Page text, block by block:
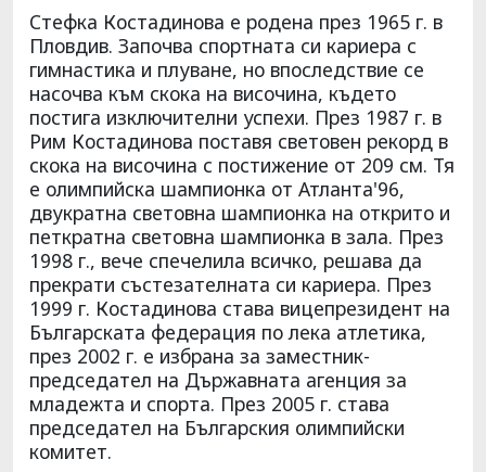
Стефка Костадинова е родена през 1965 г. в
Пловдив. Започва спортната си кариера с
гимнастика и плуване, но впоследствие се
насочва към скока на височина, където
постига изключителни успехи. През 1987 г. в
Рим Костадинова поставя световен рекорд в
скока на височина с постижение от 209 см. Тя
е олимпийска шампионка от Атланта'96,
двукратна световна шампионка на открито и
петкратна световна шампионка в зала. През
1998 г., вече спечелила всичко, решава да
прекрати състезателната си кариера. През
1999 г. Костадинова става вицепрезидент на
Българската федерация по лека атлетика,
през 2002 г. е избрана за заместник-
председател на Държавната агенция за
младежта и спорта. През 2005 г. става
председател на Българския олимпийски
комитет.